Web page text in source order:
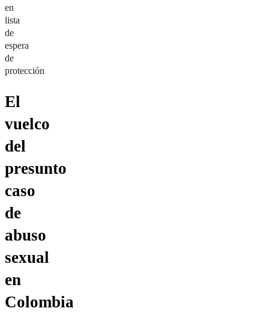
en
lista
de
espera
de
protección
El
vuelco
del
presunto
caso
de
abuso
sexual
en
Colombia